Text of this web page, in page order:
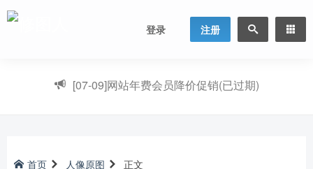
登录 注册
[07-09]网站年费会员降价促销(已过期)
首页 人像原图 正文